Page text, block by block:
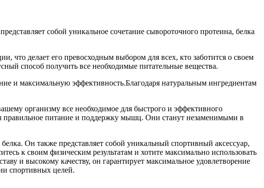
собой уникальное сочетание сывороточного протеина, белка
что делает его превосходным выбором для всех, кто заботится о своем
способ получить все необходимые питательные вещества.
и максимальную эффективность.Благодаря натуральным ингредиентам
организму все необходимое для быстрого и эффективного
правильное питание и поддержку мышц. Они станут незаменимыми в
Он также представляет собой уникальный спортивный аксессуар,
к своим физическим результатам и хотите максимально использовать
и высокому качеству, он гарантирует максимальное удовлетворение
спортивных целей.